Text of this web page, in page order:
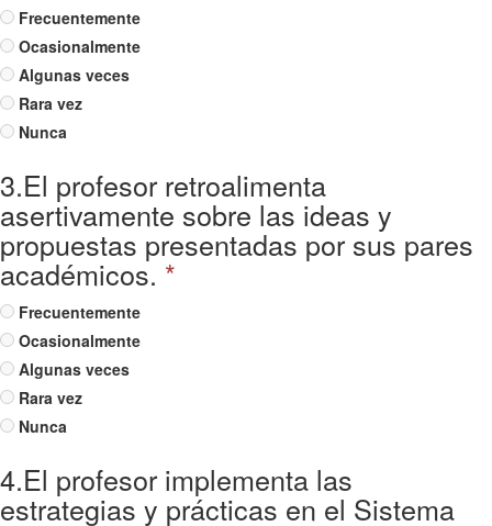
Frecuentemente
Ocasionalmente
Algunas veces
Rara vez
Nunca
3.El profesor retroalimenta
asertivamente sobre las ideas y
propuestas presentadas por sus pares
académicos. *
Frecuentemente
Ocasionalmente
Algunas veces
Rara vez
Nunca
4.El profesor implementa las
estrategias y prácticas en el Sistema